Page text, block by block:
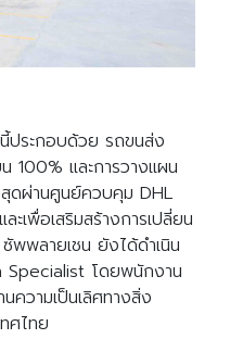
ประกอบด้วย รถขนส่ง
100% และการวางแผน
สุดผ่านศูนย์ควบคุม DHL
เพื่อเสริมสร้างการเปลี่ยน
พพลายเชน ยังได้ดำเนิน
โดยพนักงาน
ความเป็นเลิศทางสิ่ง
ศไทย